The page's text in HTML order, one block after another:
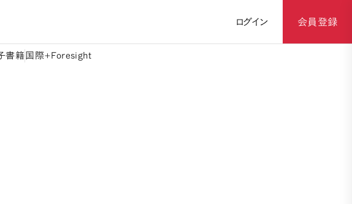
ログイン 会員登録
書籍 国際+Foresight